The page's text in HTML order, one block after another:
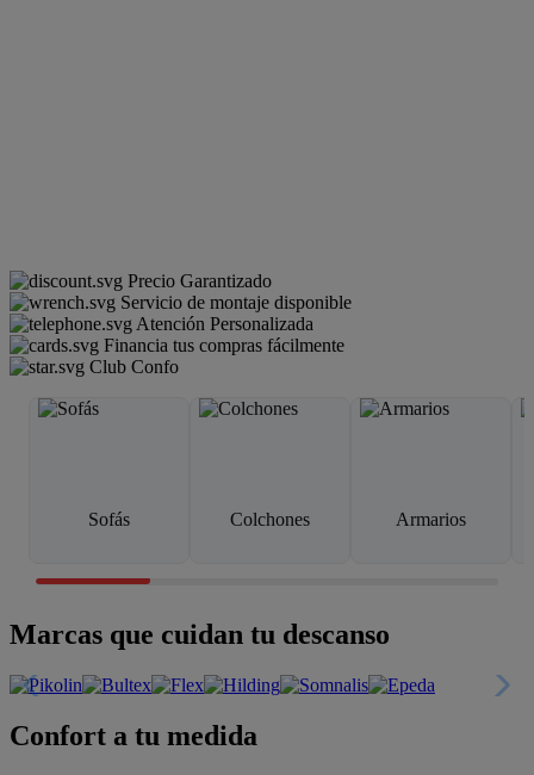
Precio Garantizado
Servicio de montaje disponible
Atención Personalizada
Financia tus compras fácilmente
Club Confo
Sofás Colchones Armarios
Marcas que cuidan tu descanso
Confort a tu medida